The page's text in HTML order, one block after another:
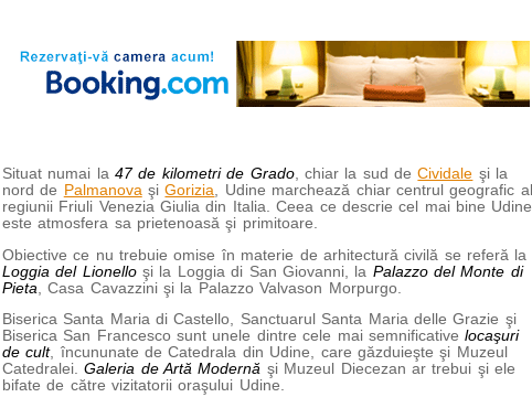
Situat numai la47 de kilometri de Grado, chiar la sud deCividale şi la
nord de PalmanovaşiGorizia, Udine marchează chiar centrul geografic al
regiunii Friuli Venezia Giulia din Italia. Ceea ce descrie cel mai bine Udine
este atmosfera sa prietenoasă şi primitoare.
Obiective ce nu trebuie omise în materie de arhitectură civilă se referă la
Loggia del Lionelloşi la Loggia di San Giovanni, la Palazzo del Monte di
Pieta , Casa Cavazzini şi la Palazzo Valvason Morpurgo.
Biserica Santa Maria di Castello, Sanctuarul Santa Maria delle Grazie şi
Biserica San Francesco sunt unele dintre cele mai semnificativelocaşuri
de cult, încununate de Catedrala din Udine, care găzduieşte şi Muzeul
Catedralei.Galeria de Artă Modernă şi Muzeul Diecezan ar trebui şi ele
bifate de către vizitatorii oraşului Udine.